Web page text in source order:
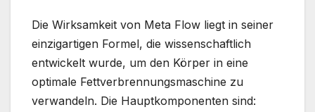
Die Wirksamkeit von Meta Flow liegt in seiner
einzigartigen Formel, die wissenschaftlich
entwickelt wurde, um den Körper in eine
optimale Fettverbrennungsmaschine zu
verwandeln. Die Hauptkomponenten sind: